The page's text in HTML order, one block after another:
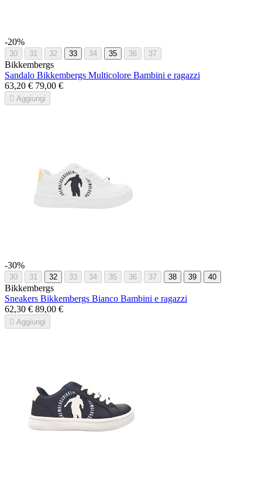
-20%
30 31 32 33 34 35 36 37
Bikkembergs
Sandalo Bikkembergs Multicolore Bambini e ragazzi
63,20 € 79,00 €
 Aggiungi
-30%
30 31 32 33 34 35 36 37 38 39 40
Bikkembergs
Sneakers Bikkembergs Bianco Bambini e ragazzi
62,30 € 89,00 €
 Aggiungi